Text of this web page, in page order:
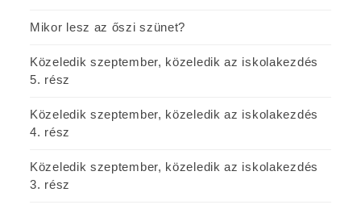
Mikor lesz az őszi szünet?
Közeledik szeptember, közeledik az iskolakezdés
5. rész
Közeledik szeptember, közeledik az iskolakezdés
4. rész
Közeledik szeptember, közeledik az iskolakezdés
3. rész